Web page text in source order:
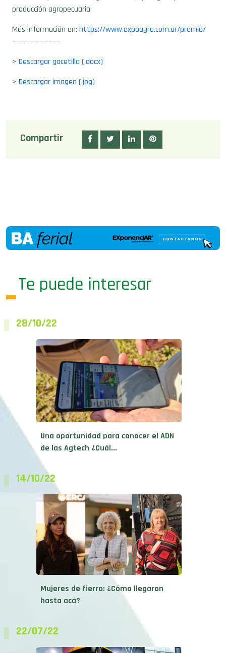
producción agropecuaria.
Más información en: https://www.expoagro.com.ar/premio/
——————————–
> Descargar gacetilla (.docx)
> Descargar imagen (.jpg)
Compartir
Te puede interesar
28/10/22
Una oportunidad para conocer el ADN
de las Agtech ¿Cuál...
14/10/22
Mujeres de fierro: ¿Cómo llegaron
hasta acá?
22/07/22